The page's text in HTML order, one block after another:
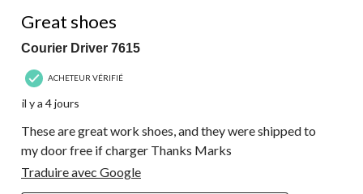
Great shoes
Courier Driver 7615
ACHETEUR VÉRIFIÉ
il y a 4 jours
These are great work shoes, and they were shipped to
my door free if charger Thanks Marks
Traduire avec Google